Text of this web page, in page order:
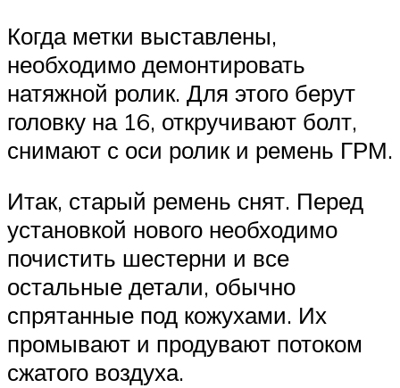
Когда метки выставлены,
необходимо демонтировать
натяжной ролик. Для этого берут
головку на 16, откручивают болт,
снимают с оси ролик и ремень ГРМ.
Итак, старый ремень снят. Перед
установкой нового необходимо
почистить шестерни и все
остальные детали, обычно
спрятанные под кожухами. Их
промывают и продувают потоком
сжатого воздуха.